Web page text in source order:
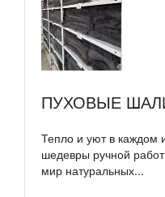
ПУХОВЫЕ
Тепло и уют в каждом
шедевры ручной
мир натуральных...